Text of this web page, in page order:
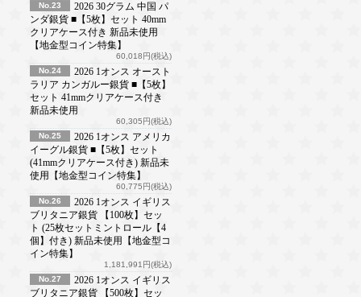
No.23
2026 30グラム 中国 パ
ンダ銀貨 ■【5枚】セット 40mm
クリアケース付き 新品未使用
【地金型コイン特集】
60,018円(税込)
No.24
2026 1オンス オースト
ラリア カンガルー銀貨 ■【5枚】
セット 41mmクリアケース付き
新品未使用
60,305円(税込)
No.25
2026 1オンス アメリカ
イーグル銀貨 ■【5枚】セット
(41mmクリアケース付き) 新品未
使用【地金型コイン特集】
60,775円(税込)
No.26
2026 1オンス イギリス
ブリタニア銀貨 【100枚】セッ
ト (25枚セットミントロール【4
個】付き) 新品未使用【地金型コ
イン特集】
1,181,991円(税込)
No.27
2026 1オンス イギリス
ブリタニア銀貨 【500枚】セッ